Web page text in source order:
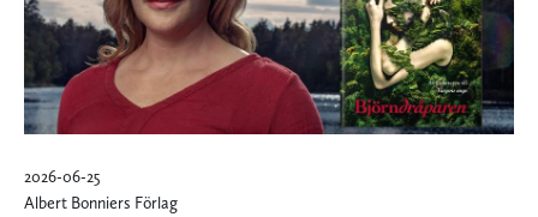
2026-06-25
Albert Bonniers Förlag